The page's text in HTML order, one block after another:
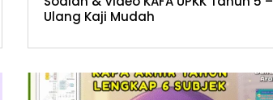
Ulang Kaji Mudah